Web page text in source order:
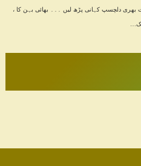
بھری دلچسپ کہانی پڑھ لیں ۔۔۔ بھائی بہن کا ،